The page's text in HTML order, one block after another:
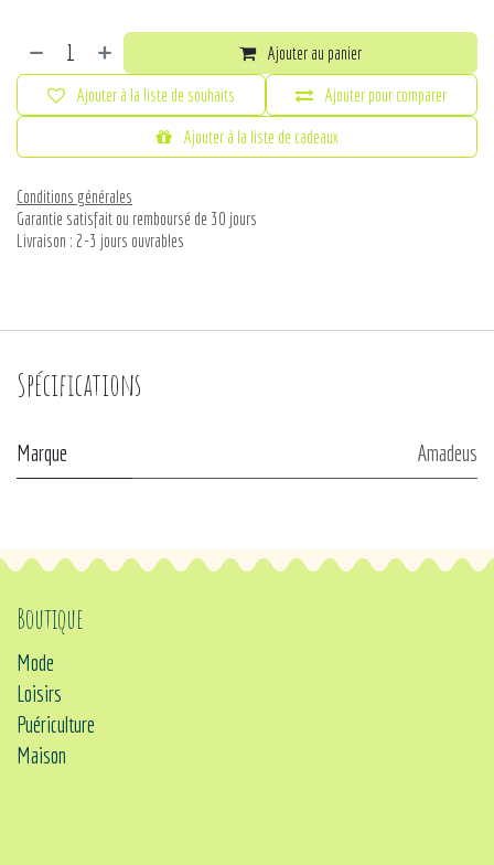
Ajouter au panier
Ajouter pour comparer
Ajouter à la liste de cadeaux
Ajouter à la liste de souhaits
Conditions générales
Garantie satisfait ou remboursé de 30 jours
Livraison : 2-3 jours ouvrables
Spécifications
Marque Amadeus
Boutique
Mode
Loisirs
Puériculture
Maison